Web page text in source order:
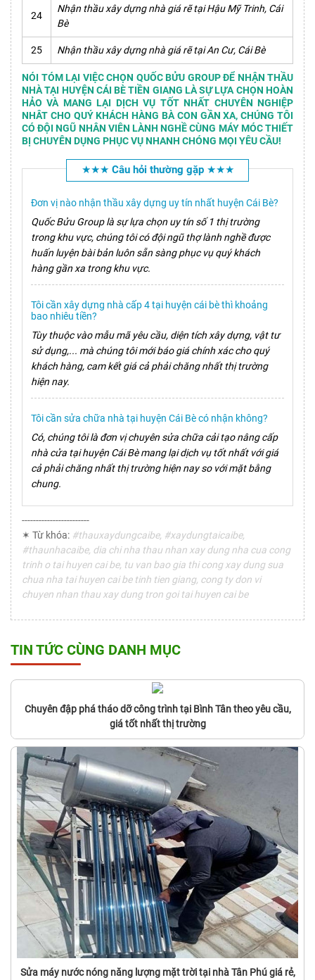
24
Nhận thầu xây dựng nhà giá rẽ tại Hậu Mỹ Trinh, Cái
Bè
25 Nhận thầu xây dựng nhà giá rẽ tại An Cư, Cái Bè
NÓI TÓM LẠI VIỆC CHỌN QUỐC BỬU GROUP ĐỂ NHẬN THẦU
NHÀ TẠI HUYỆN CÁI BÈ TIỀN GIANG LÀ SỰ LỰA CHỌN HOÀN
HẢO VÀ MANG LẠI DỊCH VỤ TỐT NHẤT CHUYÊN NGHIỆP
NHÂT CHO QUÝ KHÁCH HÀNG BÀ CON GẦN XA, CHÚNG TÔI
CÓ ĐỘI NGŨ NHÂN VIÊN LÀNH NGHỀ CÙNG MÁY MÓC THIẾT
BỊ CHUYÊN DỤNG PHỤC VỤ NHANH CHÓNG MỌI YÊU CẦU!
★★★ Câu hỏi thường gặp ★★★
Đơn vị nào nhận thầu xây dựng uy tín nhất huyện Cái Bè?
Quốc Bửu Group là sự lựa chọn uy tín số 1 thị trường
trong khu vực, chúng tôi có đội ngũ thợ lành nghề được
huấn luyện bài bản luôn sẵn sàng phục vụ quý khách
hàng gần xa trong khu vực.
Tôi cần xây dựng nhà cấp 4 tại huyện cái bè thì khoảng
bao nhiêu tiền?
Tùy thuộc vào mẫu mã yêu cầu, diện tích xây dựng, vật tư
sử dụng,... mà chúng tôi mới báo giá chính xác cho quý
khách hàng, cam kết giá cả phải chăng nhất thị trường
hiện nay.
Tôi cần sửa chữa nhà tại huyện Cái Bè có nhận không?
Có, chúng tôi là đơn vị chuyên sửa chữa cải tạo nâng cấp
nhà cửa tại huyện Cái Bè mang lại dịch vụ tốt nhất với giá
cả phải chăng nhất thị trường hiện nay so với mặt bằng
chung.
------------------------
✶ Từ khóa: #thauxaydungcaibe, #xaydungtaicaibe,
#thaunhacaibe, dia chi nha thau nhan xay dung nha cua cong
trinh o tai huyen cai be, tu van bao gia thi cong xay dung sua
chua nha tai huyen cai be tinh tien giang, cong ty don vi
chuyen nhan thau xay dung tron goi tai huyen cai be
TIN TỨC CÙNG DANH MỤC
Chuyên đập phá tháo dỡ công trình tại Bình Tân theo yêu cầu,
giá tốt nhất thị trường
Sửa máy nước nóng năng lượng mặt trời tại nhà Tân Phú giá rẻ,